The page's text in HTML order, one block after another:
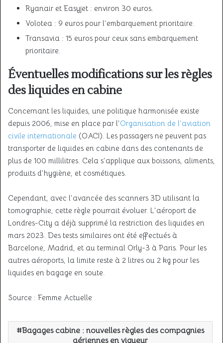
Ryanair et Easyjet : environ 30 euros.
Volotea : 9 euros pour l’embarquement prioritaire.
Transavia : 15 euros pour ceux sans embarquement
prioritaire.
Éventuelles modifications sur les règles
des liquides en cabine
Concernant les liquides, une politique harmonisée existe
depuis 2006, mise en place par l’Organisation de l’aviation
civile internationale (OACI). Les passagers ne peuvent pas
transporter de liquides en cabine dans des contenants de
plus de 100 millilitres. Cela s’applique aux boissons, aliments,
produits d’hygiène, et cosmétiques.
Cependant, avec l’avancée des scanners 3D utilisant la
tomographie, cette règle pourrait évoluer. L’aéroport de
Londres-City a déjà supprimé la restriction des liquides en
mars 2023. Des tests similaires ont été effectués à
Barcelone, Madrid, et au terminal Orly-3 à Paris. Pour les
autres aéroports, la limite reste à 2 litres ou 2 kg pour les
liquides en bagage en soute.
Source : Femme Actuelle
Bagages cabine : nouvelles règles des compagnies
aériennes en vigueur